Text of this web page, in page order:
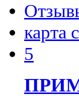
карта
5